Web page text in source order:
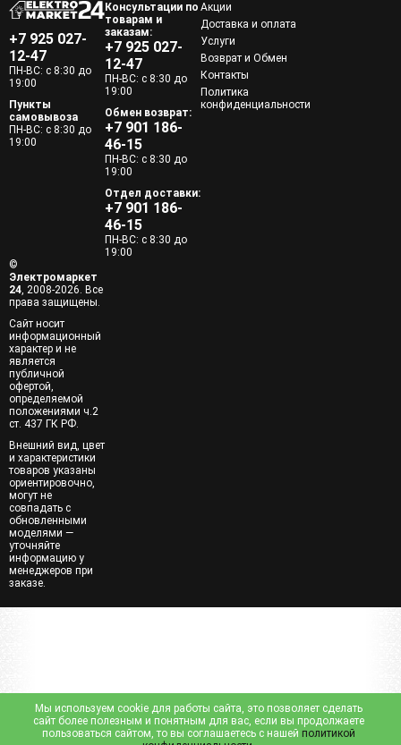
+7 925 027-
12-47
ПН-ВС: с 8:30 до
19:00
Пункты
самовывоза
ПН-ВС: с 8:30 до
19:00
Консультации по
товарам и
заказам:
+7 925 027-
12-47
ПН-ВС: с 8:30 до
19:00
Обмен возврат:
+7 901 186-
46-15
ПН-ВС: с 8:30 до
19:00
Отдел доставки:
+7 901 186-
46-15
ПН-ВС: с 8:30 до
19:00
Акции
Доставка и оплата
Услуги
Возврат и Обмен
Контакты
Политика
конфиденциальности
©
Электромаркет
24, 2008-2026. Все
права защищены.
Сайт носит
информационный
характер и не
является
публичной
офертой,
определяемой
положениями ч.2
ст. 437 ГК РФ.
Внешний вид, цвет
и характеристики
товаров указаны
ориентировочно,
могут не
совпадать с
обновленными
моделями —
уточняйте
информацию у
менеджеров при
заказе.
Мы используем cookie для работы сайта, это позволяет сделать
сайт более полезным и понятным для вас, если вы продолжаете
пользоваться сайтом, то вы соглашаетесь с нашей политикой